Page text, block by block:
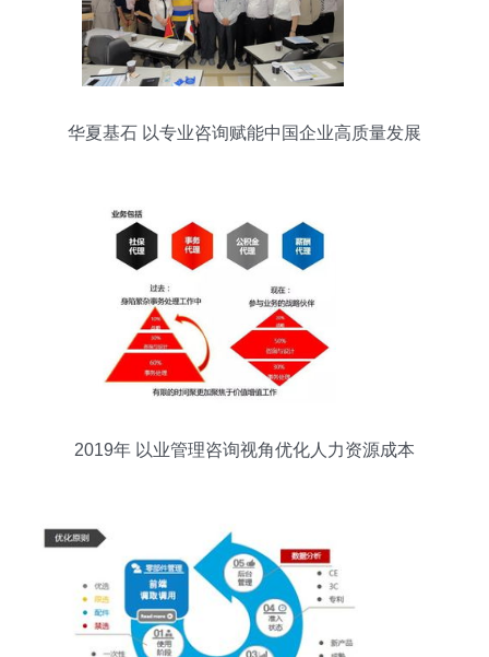
华夏基石 以专业咨询赋能中国企业高质量发展
2019年 以业管理咨询视角优化人力资源成本